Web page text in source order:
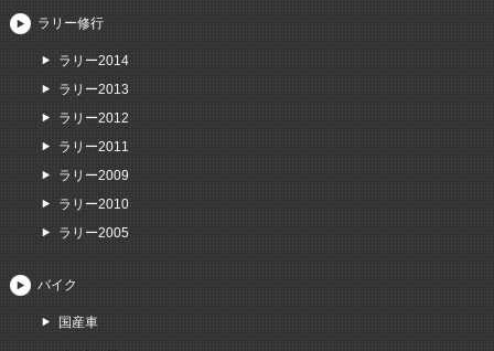
ラリー修行
ラリー2014
ラリー2013
ラリー2012
ラリー2011
ラリー2009
ラリー2010
ラリー2005
バイク
国産車